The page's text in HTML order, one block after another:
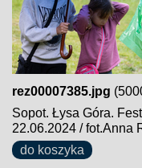
rez00007385.jpg
Sopot. Łysa Góra.
22.06.2024 / fot.Anna
do koszyka